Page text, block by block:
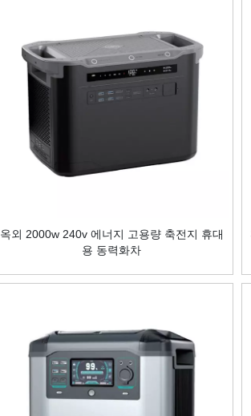
옥외 2000w 240v 에너지 고용량 축전지 휴대
용 동력화차